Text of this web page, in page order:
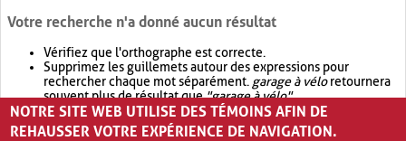
Votre recherche n'a donné aucun résultat
Vérifiez que l'orthographe est correcte.
Supprimez les guillemets autour des expressions pour
rechercher chaque mot séparément. garage à véloretournera
souvent plus de résultat que"garage à vélo".
Envisagez d'élargir votre recherche avec OR.garage OR vélo
retournera souvent plus de résultat quegarage à vélo
NOTRE SITE WEB UTILISE DES TÉMOINS AFIN DE
REHAUSSER VOTRE EXPÉRIENCE DE NAVIGATION.